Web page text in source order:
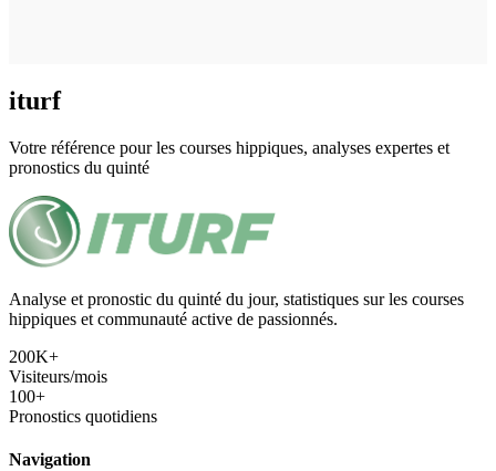
iturf
Votre référence pour les courses hippiques, analyses expertes et
pronostics du quinté
Analyse et pronostic du quinté du jour, statistiques sur les courses
hippiques et communauté active de passionnés.
200K+
Visiteurs/mois
100+
Pronostics quotidiens
Navigation